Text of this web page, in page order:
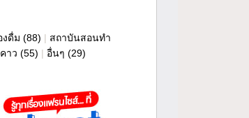
งดื่ม (88) | สถาบันสอนทำ
าว (55) | อื่นๆ (29)